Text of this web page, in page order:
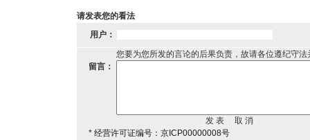
请发表您的看法
用户：
您要为您所发的言论的后果负责，故请各位遵纪守
留言：
* 经营许可证编号：京ICP00000008号